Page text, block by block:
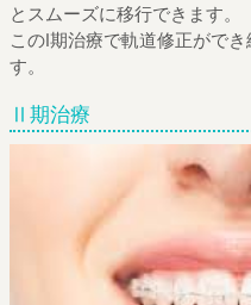
とスムーズに移行できます。
このⅠ期治療で軌道修正がで
す。
Ⅱ期治療